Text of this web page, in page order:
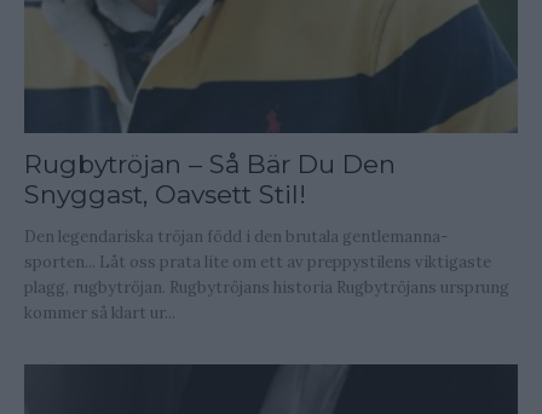
Rugbytröjan – Så Bär Du Den
Snyggast, Oavsett Stil!
Den legendariska tröjan född i den brutala gentlemanna-
sporten... Låt oss prata lite om ett av preppystilens viktigaste
plagg, rugbytröjan. Rugbytröjans historia Rugbytröjans ursprung
kommer så klart ur...